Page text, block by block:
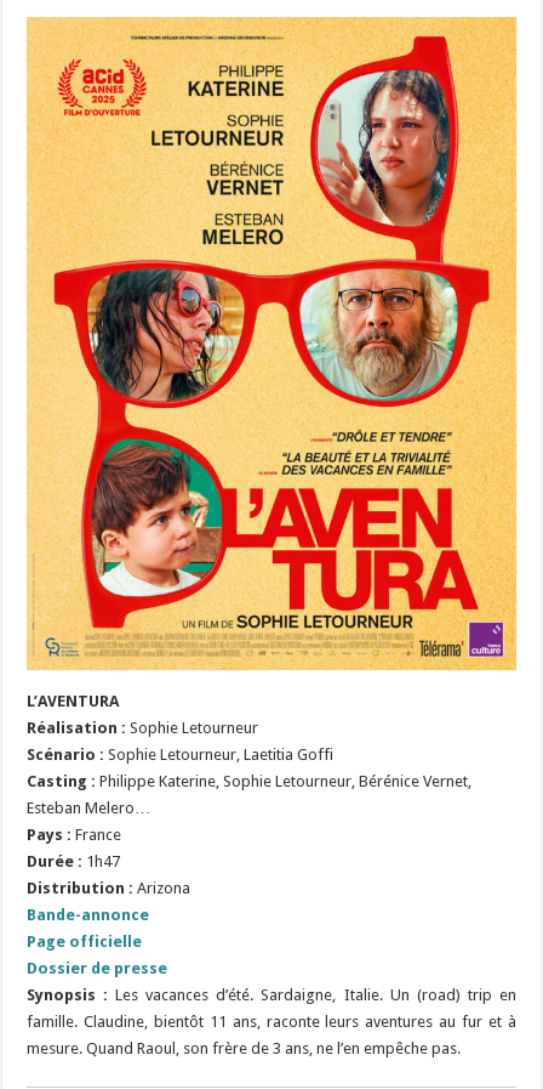
L’AVENTURA
Réalisation : Sophie Letourneur
Scénario : Sophie Letourneur, Laetitia Goffi
Casting :Philippe Katerine, Sophie Letourneur, Bérénice Vernet,
Esteban Melero…
Pays : France
Durée : 1h47
Distribution : Arizona
Bande-annonce
Page officielle
Dossier de presse
Synopsis :Les vacances d’été. Sardaigne, Italie. Un (road) trip en
famille. Claudine, bientôt 11 ans, raconte leurs aventures au fur et à
mesure. Quand Raoul, son frère de 3 ans, ne l’en empêche pas.